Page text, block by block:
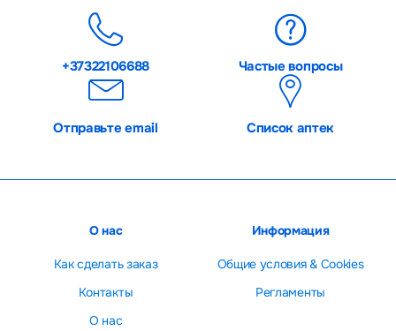
+37322106688 Частые вопросы
Отправьте email Список аптек
О нас
Как сделать заказ
Контакты
О нас
Информация
Общие условия & Cookies
Регламенты